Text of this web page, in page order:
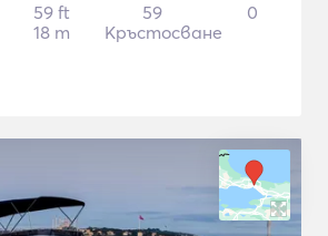
59 ft
18 m
59
Кръстосване
0